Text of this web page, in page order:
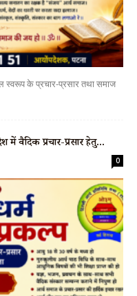
स्वरूप के प्रचार-प्रसार तथा समाज
में वैदिक प्रचार-प्रसार हेतु...
0